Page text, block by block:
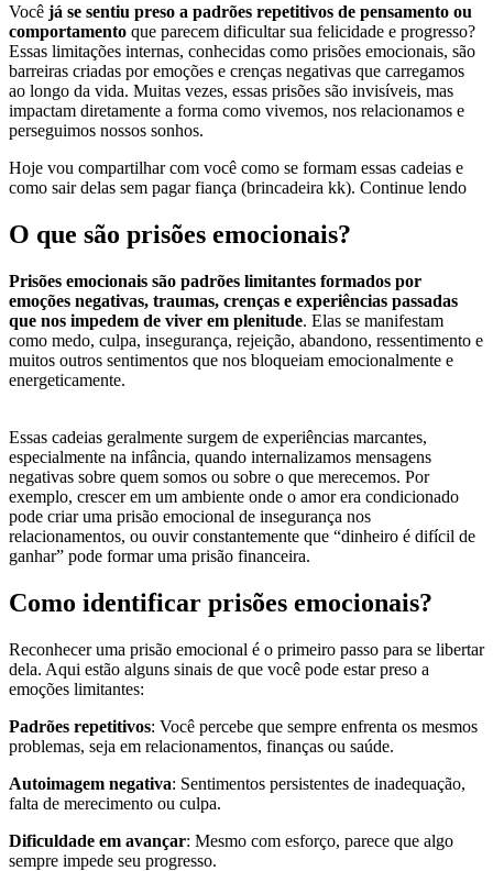
Você já se sentiu preso a padrões repetitivos de pensamento ou
comportamento que parecem dificultar sua felicidade e progresso?
Essas limitações internas, conhecidas como prisões emocionais, são
barreiras criadas por emoções e crenças negativas que carregamos
ao longo da vida. Muitas vezes, essas prisões são invisíveis, mas
impactam diretamente a forma como vivemos, nos relacionamos e
perseguimos nossos sonhos.
Hoje vou compartilhar com você como se formam essas cadeias e
como sair delas sem pagar fiança (brincadeira kk). Continue lendo
O que são prisões emocionais?
Prisões emocionais são padrões limitantes formados por
emoções negativas, traumas, crenças e experiências passadas
que nos impedem de viver em plenitude. Elas se manifestam
como medo, culpa, insegurança, rejeição, abandono, ressentimento e
muitos outros sentimentos que nos bloqueiam emocionalmente e
energeticamente.
Essas cadeias geralmente surgem de experiências marcantes,
especialmente na infância, quando internalizamos mensagens
negativas sobre quem somos ou sobre o que merecemos. Por
exemplo, crescer em um ambiente onde o amor era condicionado
pode criar uma prisão emocional de insegurança nos
relacionamentos, ou ouvir constantemente que “dinheiro é difícil de
ganhar” pode formar uma prisão financeira.
Como identificar prisões emocionais?
Reconhecer uma prisão emocional é o primeiro passo para se libertar
dela. Aqui estão alguns sinais de que você pode estar preso a
emoções limitantes:
Padrões repetitivos: Você percebe que sempre enfrenta os mesmos
problemas, seja em relacionamentos, finanças ou saúde.
Autoimagem negativa: Sentimentos persistentes de inadequação,
falta de merecimento ou culpa.
Dificuldade em avançar: Mesmo com esforço, parece que algo
sempre impede seu progresso.